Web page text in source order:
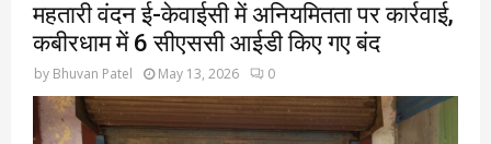
महतारी वंदन ई-केवाईसी में अनियमितता पर कार्रवाई,
कबीरधाम में 6 सीएससी आईडी किए गए बंद
by Bhuvan Patel May 13, 2026 0